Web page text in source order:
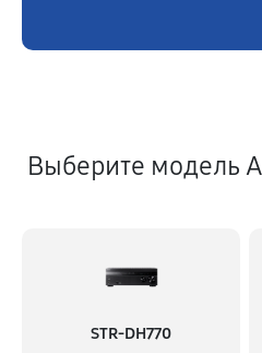
Выберите модель
STR-DH770